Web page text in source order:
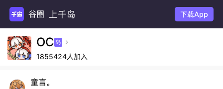
谷圈扩 上千岛 下载App
OC 岛 
1855424人加入
童言。